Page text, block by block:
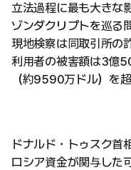
立法過程に最も大きな
ゾンダクリプトを巡る
現地検察は同取引所の
利用者の被害額は3億
（約9590万ドル）を
ドナルド・トゥスク首
ロシア資金が関与した